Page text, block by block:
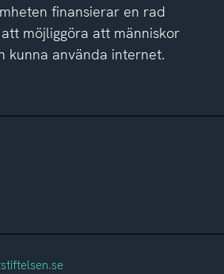
finansierar en rad
möjliggöra att människor
kunna använda internet.